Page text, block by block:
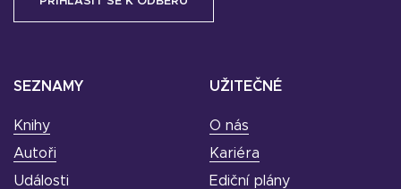
SEZNAMY
Knihy
Autoři
Události
UŽITEČNÉ
O nás
Kariéra
Ediční plány